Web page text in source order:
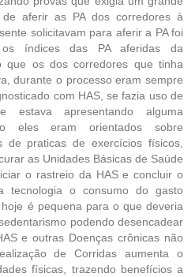
aferir as PA dos corredores à
solicitavam para aferir a PA foi
índices das PA aferidas da
que os dos corredores que tinha
durante o processo eram sempre
com HAS, se fazia uso de
estava apresentando alguma
eles eram orientados sobre
de praticas de exercícios físicos,
as Unidades Básicas de Saúde
o rastreio da HAS e concluir o
tecnologia o consumo do gasto
é pequena para o que deveria
podendo desencadear
e outras Doenças crônicas não
de Corridas aumenta o
físicas, trazendo benefícios a